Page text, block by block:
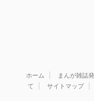
ホーム まんが雑誌
て
サイトマップ